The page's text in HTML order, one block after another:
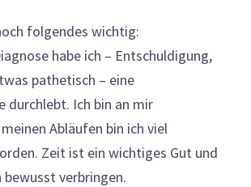
folgendes wichtig:
habe ich – Entschuldigung,
pathetisch – eine
durchlebt. Ich bin an mir
Abläufen bin ich viel
Zeit ist ein wichtiges Gut und
verbringen.